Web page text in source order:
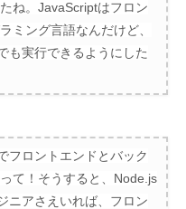
ね。JavaScriptはフロン
ミング言語なんだけど、
も実行できるようにした
フロントエンドとバック
て！そうすると、Node.js
ニアさえいれば、フロン